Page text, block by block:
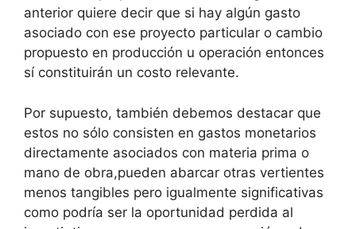
anterior quiere decir que si hay algún gasto
asociado con ese proyecto particular o cambio
propuesto en producción u operación entonces
sí constituirán un costo relevante.
Por supuesto, también debemos destacar que
estos no sólo consisten en gastos monetarios
directamente asociados con materia prima o
mano de obra,pueden abarcar otras vertientes
menos tangibles pero igualmente significativas
como podría ser la oportunidad perdida al